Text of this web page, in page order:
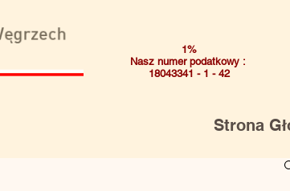
1%
Nasz numer podatkowy :
18043341 - 1 - 42
Strona